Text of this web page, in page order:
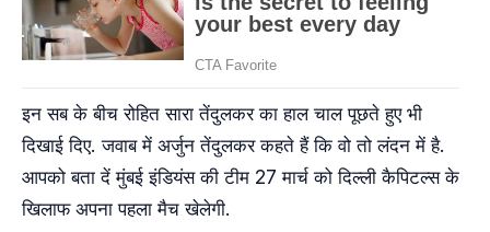
इन सब के बीच रोहित सारा तेंदुलकर का हाल चाल पूछते हुए भी
दिखाई दिए. जवाब में अर्जुन तेंदुलकर कहते हैं कि वो तो लंदन में है.
आपको बता दें मुंबई इंडियंस की टीम 27 मार्च को दिल्‍ली कैपिटल्‍स के
खिलाफ अपना पहला मैच खेलेगी.